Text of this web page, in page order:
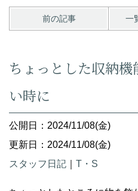
前の記事 一
ちょっとした収納機
い時に
公開日：2024/11/08(金)
更新日：2024/11/08(金)
スタッフ日記
T・S